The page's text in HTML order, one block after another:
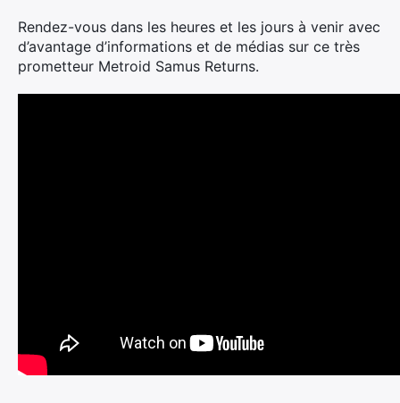
Rendez-vous dans les heures et les jours à venir avec
d’avantage d’informations et de médias sur ce très
prometteur Metroid Samus Returns.